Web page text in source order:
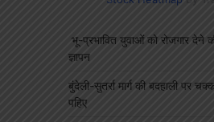
भू-प्रभावित युवाओं को रोजगार देने
ज्ञापन
बुंदेली-सुतर्रा मार्ग की बदहाली पर
पहिए